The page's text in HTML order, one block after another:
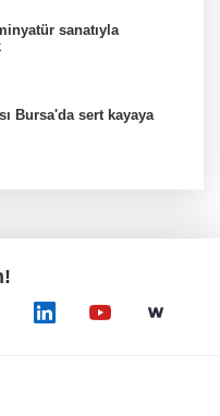
sanatıyla
Bursa'da sert kayaya